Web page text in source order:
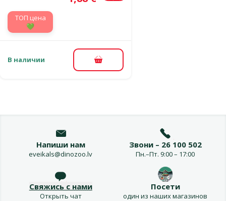
TOП цена
💚
В наличии В корзину
Напиши нам
eveikals@dinozoo.lv
Звони – 26 100 502
Пн.–Пт. 9:00 – 17:00
Свяжись с нами
Открыть чат
Посети
один из наших магазинов